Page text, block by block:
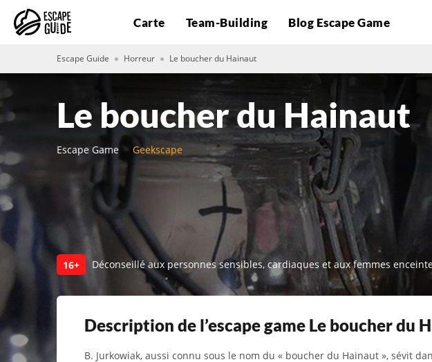
Carte Team-Building Blog Escape Game
Escape Guide Horreur Le boucher du Hainaut
Escape Game Geekscape
Le boucher du Hainaut
16+ Déconseillé aux personnes sensibles, cardiaques et aux femmes
Description de l’escape game Le boucher du
B. Jurkowiak, aussi connu sous le nom du « boucher du Hainaut », sévit